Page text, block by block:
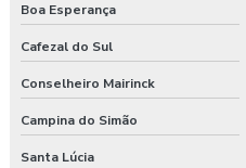
Boa Esperança
Cafezal do Sul
Conselheiro Mairinck
Campina do Simão
Santa Lúcia